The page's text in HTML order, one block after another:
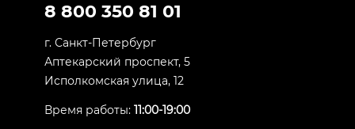
8 800 350 81 01
г. Санкт-Петербург
Аптекарский проспект, 5
Исполкомская улица, 12
Время работы: 11:00-19:00